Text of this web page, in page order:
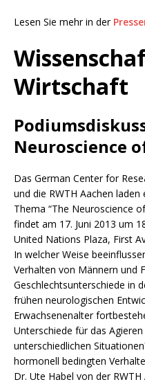
Lesen Sie mehr in der
Wirtschaft
Neuroscience
Das German Center for
und die RWTH Aachen
Thema “The Neuroscience
findet am 17. Juni 2013 um
United Nations Plaza, First
In welcher Weise
Verhalten von Männern und
Geschlechtsunterschiede in
frühen neurologischen
Erwachsenenalter
Unterschiede für das
unterschiedlichen
hormonell bedingten
Dr. Ute Habel von der